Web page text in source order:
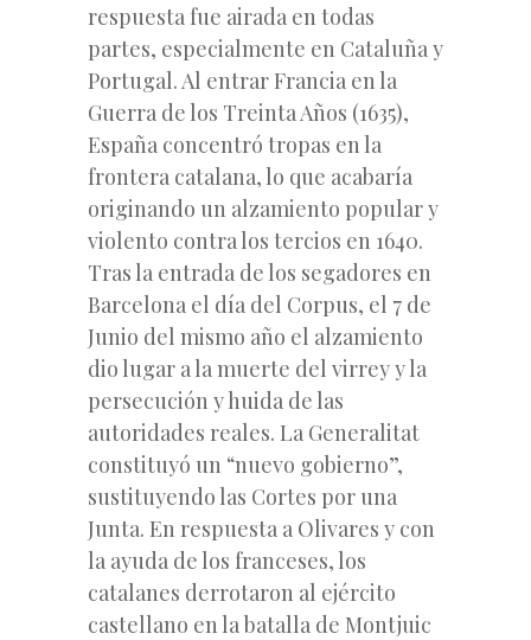
respuesta fue airada en todas
partes, especialmente en Cataluña y
Portugal. Al entrar Francia en la
Guerra de los Treinta Años (1635),
España concentró tropas en la
frontera catalana, lo que acabaría
originando un alzamiento popular y
violento contra los tercios en 1640.
Tras la entrada de los segadores en
Barcelona el día del Corpus, el 7 de
Junio del mismo año el alzamiento
dio lugar a la muerte del virrey y la
persecución y huida de las
autoridades reales. La Generalitat
constituyó un “nuevo gobierno”,
sustituyendo las Cortes por una
Junta. En respuesta a Olivares y con
la ayuda de los franceses, los
catalanes derrotaron al ejército
castellano en la batalla de Montjuic